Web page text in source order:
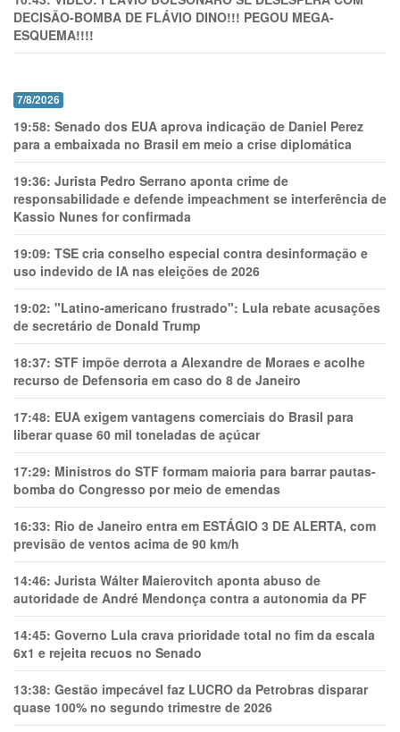
DECISÃO-BOMBA DE FLÁVIO DINO!!! PEGOU MEGA-
ESQUEMA!!!!
7/8/2026
19:58: Senado dos EUA aprova indicação de Daniel Perez
para a embaixada no Brasil em meio a crise diplomática
19:36: Jurista Pedro Serrano aponta crime de
responsabilidade e defende impeachment se interferência de
Kassio Nunes for confirmada
19:09: TSE cria conselho especial contra desinformação e
uso indevido de IA nas eleições de 2026
19:02: "Latino-americano frustrado": Lula rebate acusações
de secretário de Donald Trump
18:37: STF impõe derrota a Alexandre de Moraes e acolhe
recurso de Defensoria em caso do 8 de Janeiro
17:48: EUA exigem vantagens comerciais do Brasil para
liberar quase 60 mil toneladas de açúcar
17:29: Ministros do STF formam maioria para barrar pautas-
bomba do Congresso por meio de emendas
16:33: Rio de Janeiro entra em ESTÁGIO 3 DE ALERTA, com
previsão de ventos acima de 90 km/h
14:46: Jurista Wálter Maierovitch aponta abuso de
autoridade de André Mendonça contra a autonomia da PF
14:45: Governo Lula crava prioridade total no fim da escala
6x1 e rejeita recuos no Senado
13:38: Gestão impecável faz LUCRO da Petrobras disparar
quase 100% no segundo trimestre de 2026